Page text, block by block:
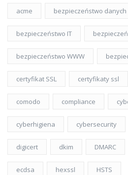
acme bezpieczeństwo danych
bezpieczeństwo IT
bezpieczeństwo WWW
certyfikat SSL certyfikaty ssl
comodo compliance
cyberhigiena cybersecurity
digicert dkim DMARC
ecdsa hexssl HSTS